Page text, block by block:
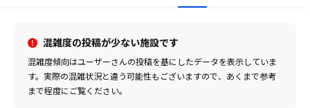
混雑度の投稿が少ない施設です
混雑度傾向はユーザーさんの投稿を基にしたデータを表示していま
す。 実際の混雑状況と違う可能性もございますので、あくまで参考
まで程度にご覧ください。